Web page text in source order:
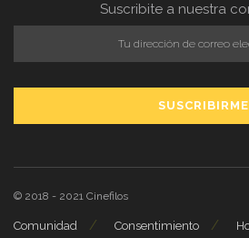
Suscribite a nuestra
© 2018 - 2021 Cinefilos
Comunidad Consentimiento